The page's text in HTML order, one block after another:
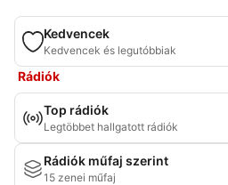
Kedvencek
Kedvencek és legutóbbiak
Rádiók
Top rádiók
Legtöbbet hallgatott rádiók
Rádiók műfaj szerint
15 zenei műfaj